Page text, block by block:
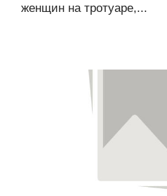
женщин на тротуаре,...